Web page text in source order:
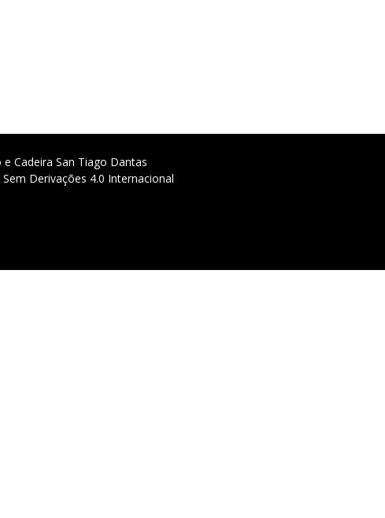
Cadeira San Tiago Dantas
Derivações 4.0 Internacional